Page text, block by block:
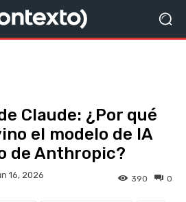
Claude: ¿Por qué
el modelo de IA
de Anthropic?
16, 2026 0
390